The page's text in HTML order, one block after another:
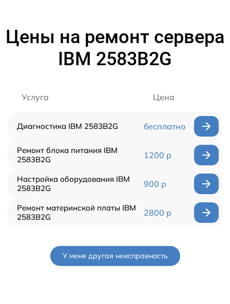
Цены на ремонт сервера
IBM 2583B2G
Услуга Цена
Диагностика IBM 2583B2G бесплатно
Ремонт блока питания IBM
2583B2G
1200 р
Настройка оборудования IBM
2583B2G
900 р
Ремонт материнской платы IBM
2583B2G
2800 р
У меня другая неисправность